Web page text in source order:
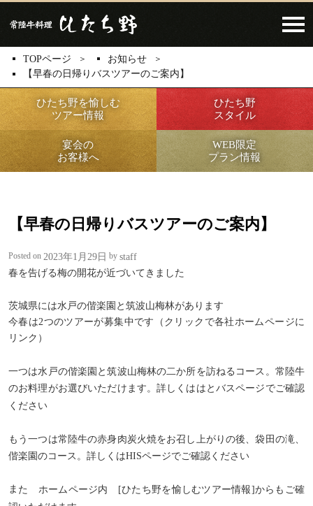
Click​
TOPページ
お知らせ
【早春の日帰りバスツアーのご案内】
ひたち野を愉しむ
ツアー情報
ひたち野
スタイル
宴会の
お客様へ
WEB限定
プラン情報
【早春の日帰りバスツアーのご案内】
Posted on 2023年1月29日 by staff
春を告げる梅の開花が近づいてきました
茨城県には水戸の偕楽園と筑波山梅林があります
今春は2つのツアーが募集中です（クリックで各社ホームページに
リンク）
一つは水戸の偕楽園と筑波山梅林の二か所を訪ねるコース。常陸牛
のお料理がお選びいただけます。詳しくははとバスページでご確認
ください
もう一つは常陸牛の赤身肉炭火焼をお召し上がりの後、袋田の滝、
偕楽園のコース。詳しくはHISページでご確認ください
ま た ホームページ内 [ひたち野を愉しむツアー情報]からもご確